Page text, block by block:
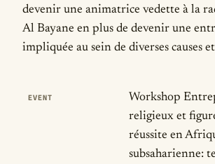
devenir une animatrice vedette à la
Al Bayane en plus de devenir une
impliquée au sein de diverses causes
Publication
EVENT
Workshop
religieux et
réussite en
subsaharienne: